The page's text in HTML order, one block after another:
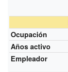
Ocupación
Años activo
Empleador